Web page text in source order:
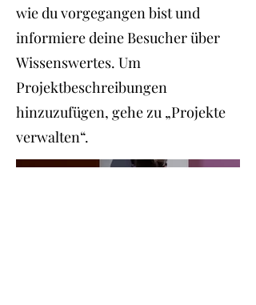
wie du vorgegangen bist und
informiere deine Besucher über
Wissenswertes. Um
Projektbeschreibungen
hinzuzufügen, gehe zu „Projekte
verwalten“.